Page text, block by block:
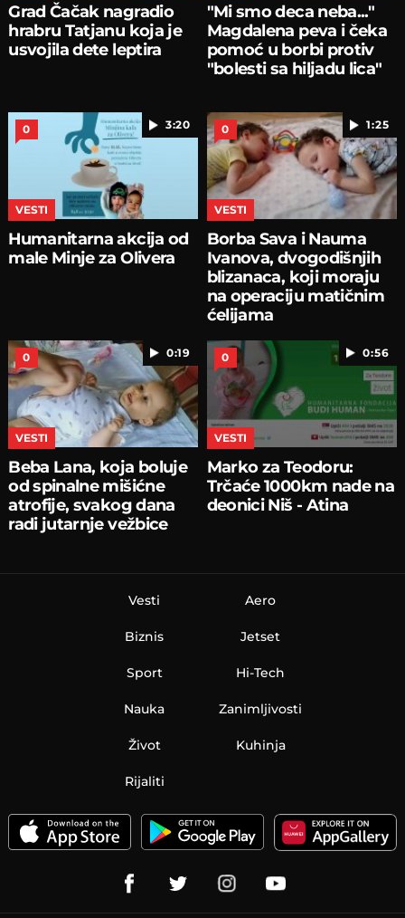
Grad Čačak nagradio
hrabru Tatjanu koja je
usvojila dete leptira
"Mi smo deca neba..."
Magdalena peva i čeka
pomoć u borbi protiv
"bolesti sa hiljadu lica"
3:20
0
VESTI
Humanitarna akcija od
male Minje za Olivera
1:25
0
VESTI
Borba Sava i Nauma
Ivanova, dvogodišnjih
blizanaca, koji moraju
na operaciju matičnim
ćelijama
0:19
0
VESTI
Beba Lana, koja boluje
od spinalne mišićne
atrofije, svakog dana
radi jutarnje vežbice
0:56
0
VESTI
Marko za Teodoru:
Trčaće 1000km nade na
deonici Niš - Atina
Vesti
Biznis
Sport
Nauka
Aero
Jetset
Hi-Tech
Zanimljivosti
Život Kuhinja
Rijaliti